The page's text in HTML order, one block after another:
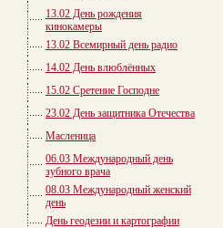
13.02 День рождения
кинокамеры
13.02 Всемирный день радио
14.02 День влюблённых
15.02 Сретение Господне
23.02 День защитника Отечества
Масленица
06.03 Международный день
зубного врача
08.03 Международный женский
день
День геодезии и картографии